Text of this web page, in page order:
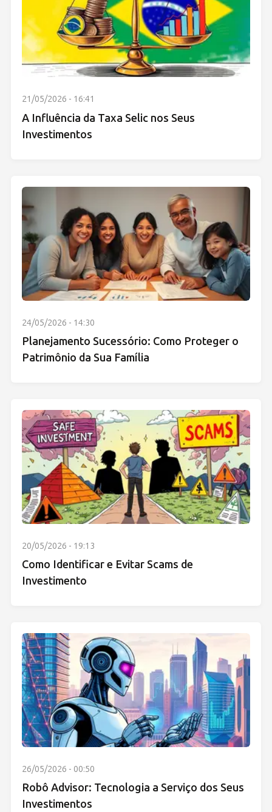
21/05/2026 - 16:41
A Influência da Taxa Selic nos Seus
Investimentos
24/05/2026 - 14:30
Planejamento Sucessório: Como Proteger o
Patrimônio da Sua Família
20/05/2026 - 19:13
Como Identificar e Evitar Scams de
Investimento
26/05/2026 - 00:50
Robô Advisor: Tecnologia a Serviço dos Seus
Investimentos